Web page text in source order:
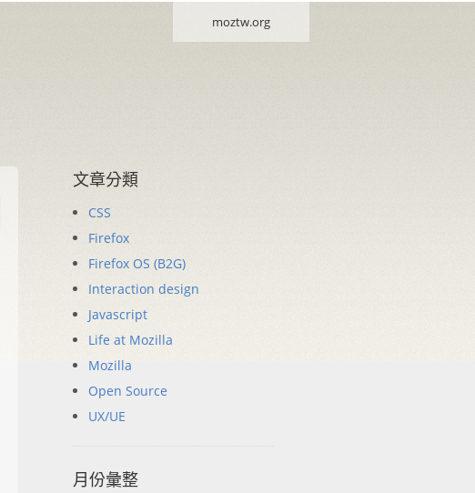
moztw.org
文章分類
CSS
Firefox
Firefox OS (B2G)
Interaction design
Javascript
Life at Mozilla
Mozilla
Open Source
UX/UE
月份彙整